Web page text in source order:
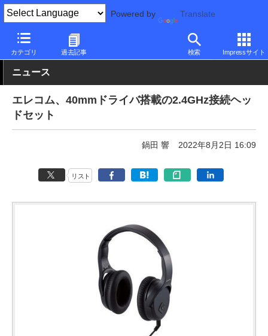
Powered by Translate
カテゴリ 過去記事 検索 Impressサイト
PC Watch 半導体/周辺機器 その他
ニュース
エレコム、40mmドライバ搭載の2.4GHz接続ヘッ
ドセット
鍋田 響 2022年8月2日 16:09
リスト